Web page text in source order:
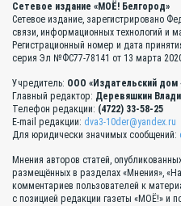
Сетевое издание «МОЁ! Белгород»
Сетевое издание, зарегистрировано
связи, информационных технологий и
Регистрационный номер и дата
серия Эл №ФС77-78141 от 13 марта
Учредитель: ООО «Издательский дом
Главный редактор: Деревяшкин
Телефон редакции: (4722) 33-58-25
E-mail редакции: dva3-10der@yandex.ru
Для юридически значимых сообщений:
Мнения авторов статей,
размещённых в разделах «Мнения»,
комментариев пользователей к
с позицией редакции газеты «МОЁ!» и